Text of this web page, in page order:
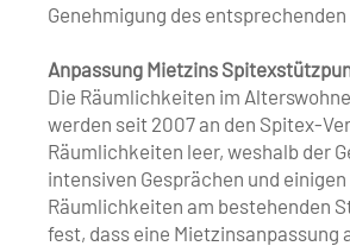
Genehmigung des
Anpassung Mietzins
Die Räumlichkeiten im
werden seit 2007 an den Spitex-
Räumlichkeiten leer, weshalb der
intensiven Gesprächen und
Räumlichkeiten am bestehenden
fest, dass eine